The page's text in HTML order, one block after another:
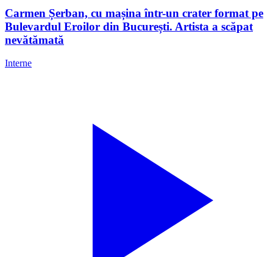
Carmen Șerban, cu mașina într-un crater format pe
Bulevardul Eroilor din București. Artista a scăpat
nevătămată
Interne